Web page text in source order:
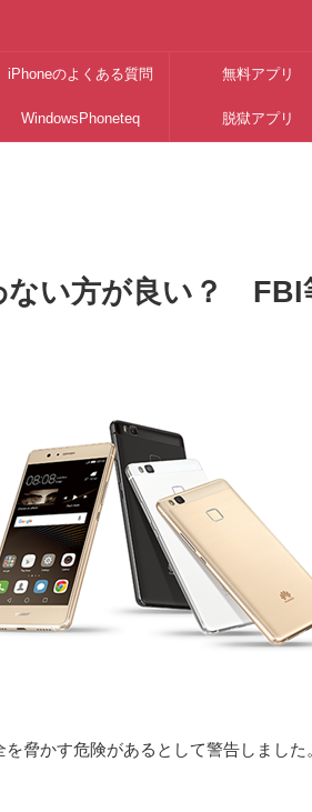
iPhoneのよくある質問 無料アプリ
WindowsPhoneteq 脱獄アプリ
ない方が良い？ FBI
脅かす危険があるとして警告しました。